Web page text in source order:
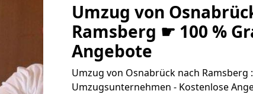
Umzug von
Ramsberg ☛ 100 %
Angebote
Umzug von Osnabrück nach Ramsberg
Umzugsunternehmen - Kostenlose